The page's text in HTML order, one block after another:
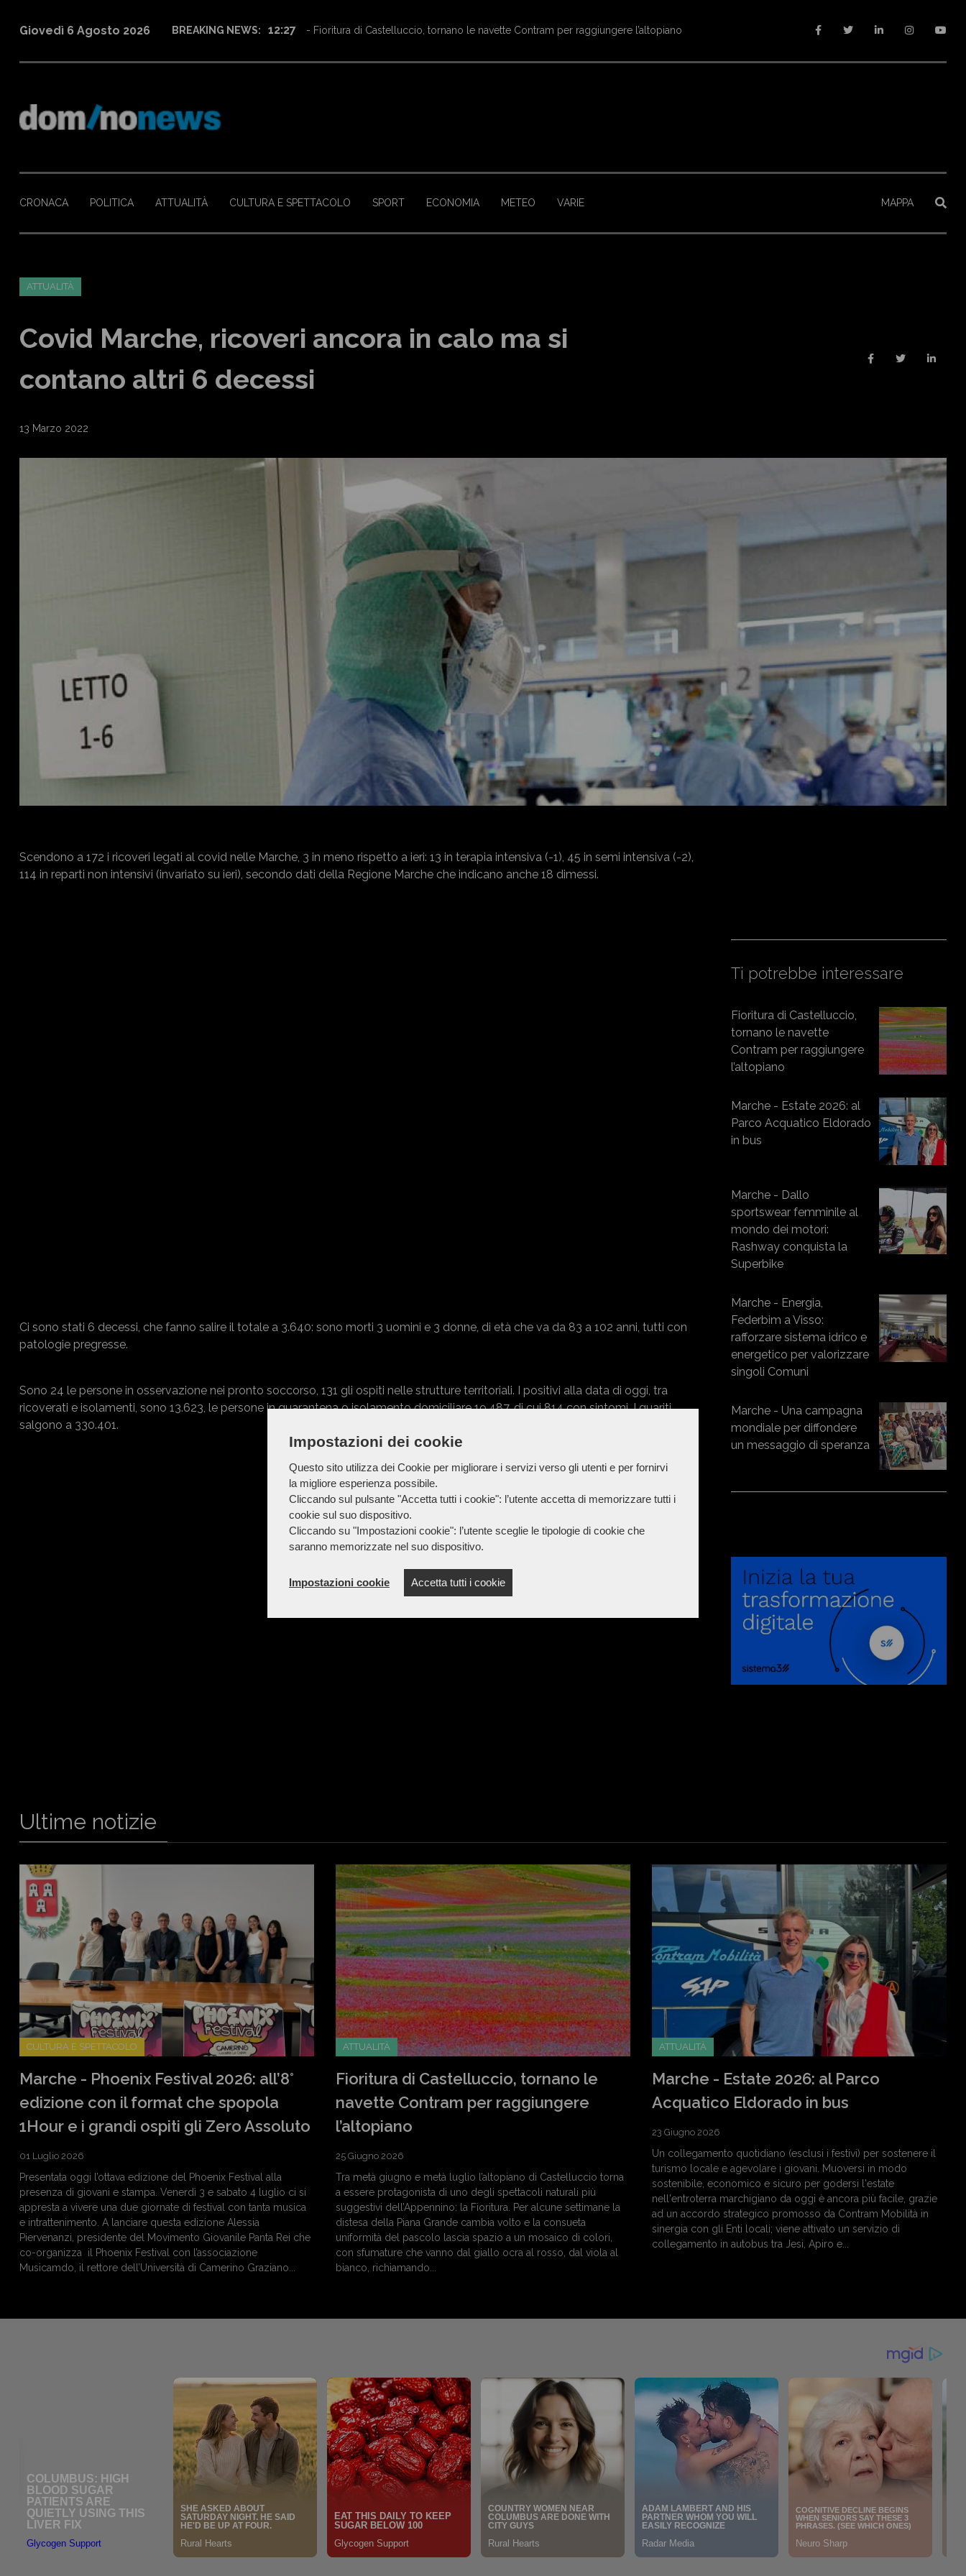
Impostazioni dei cookie
Questo sito utilizza dei Cookie per migliorare i servizi verso gli utenti e per fornirvi
la migliore esperienza possibile.
Cliccando sul pulsante "Accetta tutti i cookie": l’utente accetta di memorizzare tutti i
cookie sul suo dispositivo.
Cliccando su "Impostazioni cookie": l’utente sceglie le tipologie di cookie che
saranno memorizzate nel suo dispositivo.
Impostazioni cookie Accetta tutti i cookie
Giovedì 6 Agosto 2026 BREAKING NEWS: 12:27 - Fioritura di Castelluccio, tornano le navette Contram per raggiungere l’altopiano
CRONACA POLITICA ATTUALITÀ CULTURA E SPETTACOLO SPORT ECONOMIA METEO VARIE MAPPA
ATTUALITÀ
Covid Marche, ricoveri ancora in calo ma si
contano altri 6 decessi
13 Marzo 2022
Scendono a 172 i ricoveri legati al covid nelle Marche, 3 in meno rispetto a ieri: 13 in terapia intensiva (-1), 45 in semi intensiva (-2),
114 in reparti non intensivi (invariato su ieri), secondo dati della Regione Marche che indicano anche 18 dimessi.
Ci sono stati 6 decessi, che fanno salire il totale a 3.640: sono morti 3 uomini e 3 donne, di età che va da 83 a 102 anni, tutti con
patologie pregresse.
Sono 24 le persone in osservazione nei pronto soccorso, 131 gli ospiti nelle strutture territoriali. I positivi alla data di oggi, tra
ricoverati e isolamenti, sono 13.623, le persone in quarantena o isolamento domiciliare 19.487, di cui 814 con sintomi. I guariti
salgono a 330.401.
Ti potrebbe interessare
Fioritura di Castelluccio,
tornano le navette
Contram per raggiungere
l’altopiano
Marche - Estate 2026: al
Parco Acquatico Eldorado
in bus
Marche - Dallo
sportswear femminile al
mondo dei motori:
Rashway conquista la
Superbike
Marche - Energia,
Federbim a Visso:
rafforzare sistema idrico e
energetico per valorizzare
singoli Comuni
Marche - Una campagna
mondiale per diffondere
un messaggio di speranza
Ultime notizie
CULTURA E SPETTACOLO
Marche - Phoenix Festival 2026: all’8°
edizione con il format che spopola
1Hour e i grandi ospiti gli Zero Assoluto
01 Luglio 2026
Presentata oggi l’ottava edizione del Phoenix Festival alla
presenza di giovani e stampa. Venerdì 3 e sabato 4 luglio ci si
appresta a vivere una due giornate di festival con tanta musica
e intrattenimento. A lanciare questa edizione Alessia
Piervenanzi, presidente del Movimento Giovanile Panta Rei che
co-organizza il Phoenix Festival con l’associazione
Musicamdo, il rettore dell’Università di Camerino Graziano...
ATTUALITÀ
Fioritura di Castelluccio, tornano le
navette Contram per raggiungere
l’altopiano
25 Giugno 2026
Tra metà giugno e metà luglio l’altopiano di Castelluccio torna
a essere protagonista di uno degli spettacoli naturali più
suggestivi dell’Appennino: la Fioritura. Per alcune settimane la
distesa della Piana Grande cambia volto e la consueta
uniformità del pascolo lascia spazio a un mosaico di colori,
con sfumature che vanno dal giallo ocra al rosso, dal viola al
bianco, richiamando...
ATTUALITÀ
Marche - Estate 2026: al Parco
Acquatico Eldorado in bus
23 Giugno 2026
Un collegamento quotidiano (esclusi i festivi) per sostenere il
turismo locale e agevolare i giovani. Muoversi in modo
sostenibile, economico e sicuro per godersi l'estate
nell'entroterra marchigiano da oggi è ancora più facile, grazie
ad un accordo strategico promosso da Contram Mobilità in
sinergia con gli Enti locali; viene attivato un servizio di
collegamento in autobus tra Jesi, Apiro e...